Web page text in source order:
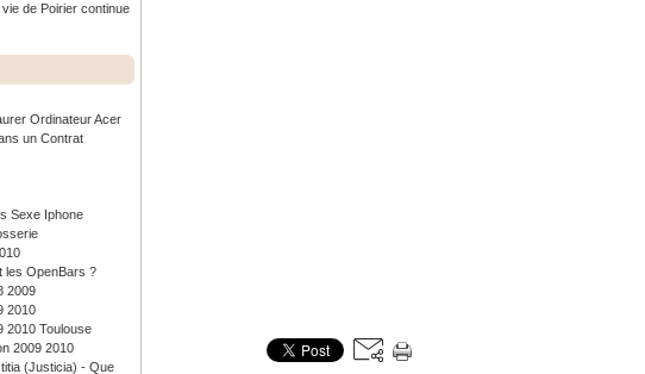
de Poirier continue
Ordinateur Acer
un Contrat
Sexe Iphone
les OpenBars ?
2009
2010
2010 Toulouse
2009 2010
(Justicia) - Que